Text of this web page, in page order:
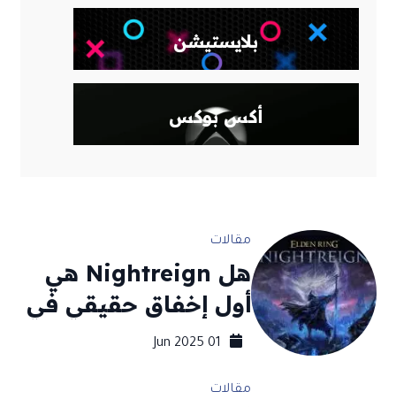
بلايستيشن
أكس بوكس
مقالات
هل Nightreign هي
أول إخفاق حقيقي في
تاريخ Elden Ring؟
01 Jun 2025
مقالات